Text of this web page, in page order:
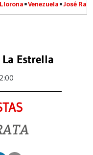
Venezuela José
Estrella